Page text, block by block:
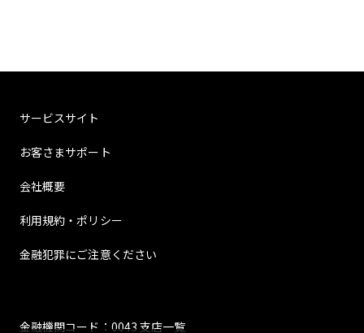
サービスサイト
お客さまサポート
会社概要
利用規約・ポリシー
金融犯罪にご注意ください
金融機関コード：0043 支店一覧